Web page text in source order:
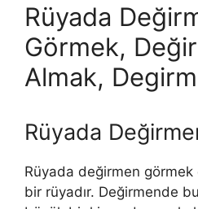
Rüyada
Görmek,
Almak,
Rüyada
Rüyada değirmen
bir rüyadır. Değirmende